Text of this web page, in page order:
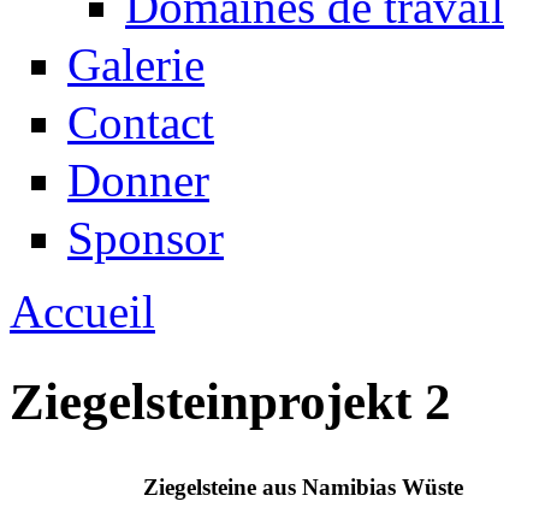
Galerie
Contact
Donner
Sponsor
Vous êtes ici
Accueil
Ziegelsteinprojekt 2
Ziegelsteine aus Namibias Wüste